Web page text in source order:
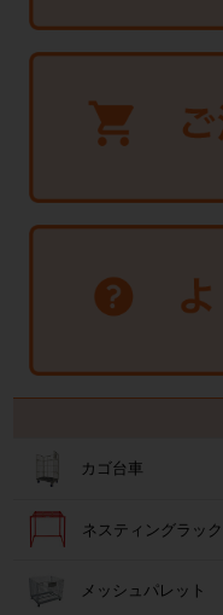
カゴ台車
ネスティングラック
メッシュパレット